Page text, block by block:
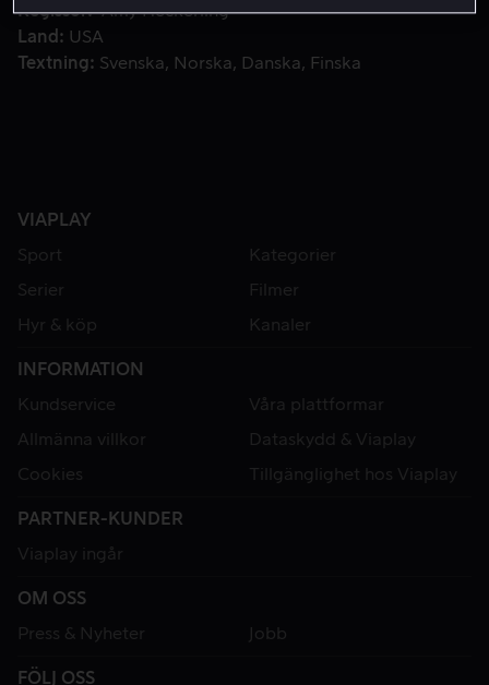
Regissör
Amy Heckerling
Land
USA
Textning
Svenska Norska Danska Finska
VIAPLAY
Sport
Kategorier
Serier
Filmer
Hyr & köp
Kanaler
INFORMATION
Kundservice
Våra plattformar
Allmänna villkor
Dataskydd & Viaplay
Cookies
Tillgänglighet hos Viaplay
PARTNER-KUNDER
Viaplay ingår
OM OSS
Press & Nyheter
Jobb
FÖLJ OSS